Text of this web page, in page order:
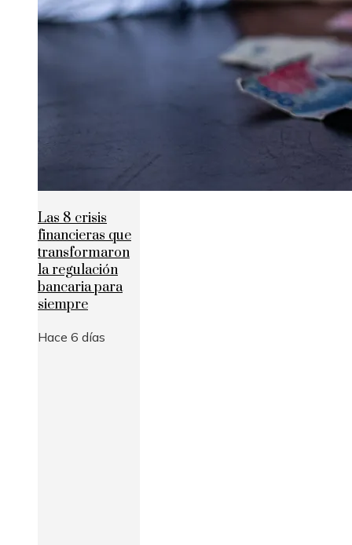
Las 8 crisis
financieras que
transformaron
la regulación
bancaria para
siempre
Hace 6 días